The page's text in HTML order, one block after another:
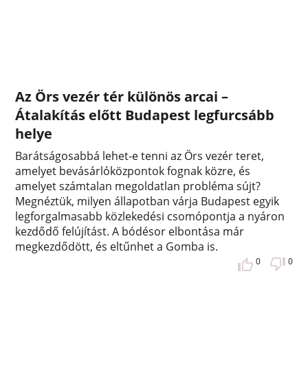
Az Örs vezér tér különös arcai –
Átalakítás előtt Budapest legfurcsább
helye
Barátságosabbá lehet-e tenni az Örs vezér teret,
amelyet bevásárlóközpontok fognak közre, és
amelyet számtalan megoldatlan probléma sújt?
Megnéztük, milyen állapotban várja Budapest egyik
legforgalmasabb közlekedési csomópontja a nyáron
kezdődő felújítást. A bódésor elbontása már
megkezdődött, és eltűnhet a Gomba is.
0 0